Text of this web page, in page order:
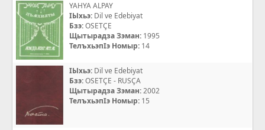
YAHYA ALPAY
IЫхьэ: Dil ve Edebiyat
Бзэ:OSETÇE
Щытырадза Зэман: 1995
ТелъхьэпIэ Номыр: 14
IЫхьэ: Dil ve Edebiyat
Бзэ:OSETÇE - RUSÇA
Щытырадза Зэман:2002
ТелъхьэпIэ Номыр: 15